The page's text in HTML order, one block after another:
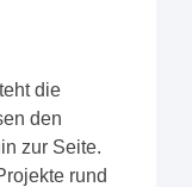
die
den
zur Seite.
rund